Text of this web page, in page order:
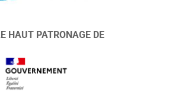
HAUT PATRONAGE DE